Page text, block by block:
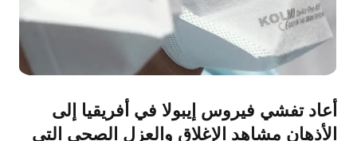
أعاد تفشي فيروس إيبولا في أفريقيا إلى
الأذهان مشاهد الإغلاق والعزل الصحي التي